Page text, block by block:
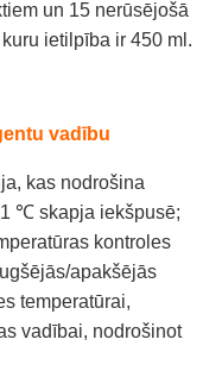
un 15 nerūsējošā
ietilpība ir 450 ml.
vadību
kas nodrošina
℃ skapja iekšpusē;
kontroles
apakšējās
temperatūrai,
vadībai, nodrošinot